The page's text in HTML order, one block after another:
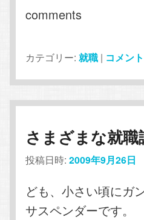
comments
カテゴリー: 就職 | コメン
さまざまな就
投稿日時:2009年9月26日
ども、小さい頃にガ
サスペンダーです。